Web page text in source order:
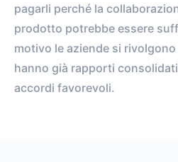
pagarli perché la
prodotto potrebbe essere
motivo le aziende si
hanno già rapporti
accordi favorevoli.